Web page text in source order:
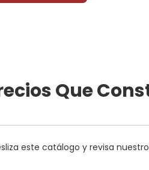
Que
este catálogo y revisa